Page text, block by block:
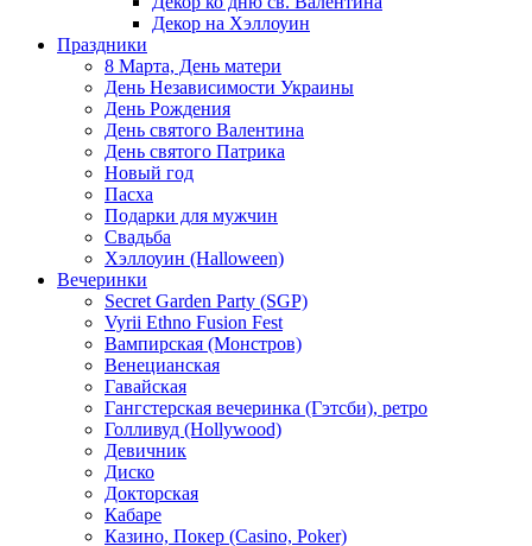
Декор на Хэллоуин
Праздники
8 Марта, День матери
День Независимости Украины
День Рождения
День святого Валентина
День святого Патрика
Новый год
Пасха
Подарки для мужчин
Свадьба
Хэллоуин (Halloween)
Вечеринки
Secret Garden Party (SGP)
Vyrii Ethno Fusion Fest
Вампирская (Монстров)
Венецианская
Гавайская
Гангстерская вечеринка (Гэтсби), ретро
Голливуд (Hollywood)
Девичник
Диско
Докторская
Кабаре
Казино, Покер (Casino, Poker)